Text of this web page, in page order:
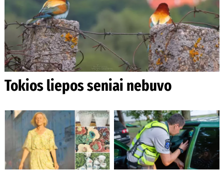
Tokios liepos seniai nebuvo